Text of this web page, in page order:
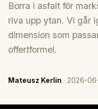
Borra i asfalt för
riva upp ytan. Vi går
dimension som
offertformel.
Mateusz Kerlin · 2026-